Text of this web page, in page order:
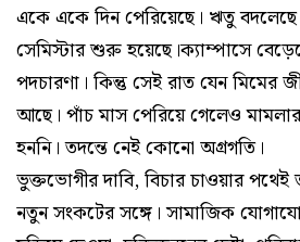
একে একে দিন পেরিয়েছে। ঋতু বদলেছে।
সেমিস্টার শুরু হয়েছে।ক্যাম্পাসে
পদচারণা। কিন্তু সেই রাত যেন মিমের
আছে। পাঁচ মাস পেরিয়ে গেলেও মামলার
হননি। তদন্তে নেই কোনো অগ্রগতি।
ভুক্তভোগীর দাবি, বিচার চাওয়ার
নতুন সংকটের সঙ্গে। সামাজিক